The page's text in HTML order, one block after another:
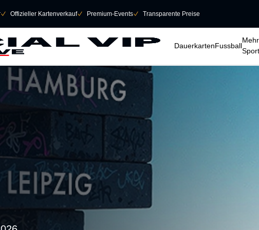
􀆅 Offizieller Kartenverkauf􀆅 Premium-Events􀆅 Transparente Preise
DauerkartenFussball
Mehr
Sport